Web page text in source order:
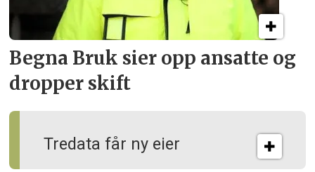
Tredata får ny eier
Begna Bruk sier opp ansatte og
dropper skift